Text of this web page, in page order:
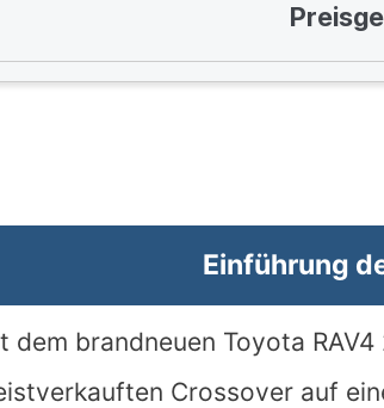
Einführung
dem brandneuen Toyota
Crossover auf